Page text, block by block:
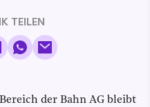
TEILEN
der Bahn AG bleibt